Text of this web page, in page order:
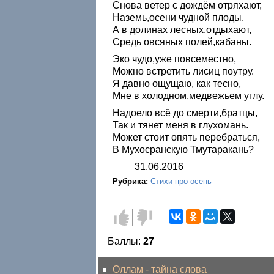
Снова ветер с дождём отряхают,
Наземь,осени чудной плоды.
А в долинах лесных,отдыхают,
Средь овсяных полей,кабаны.
Эко чудо,уже повсеместно,
Можно встретить лисиц поутру.
Я давно ощущаю, как тесно,
Мне в холодном,медвежьем углу.
Надоело всё до смерти,братцы,
Так и тянет меня в глухомань.
Может стоит опять перебраться,
В Мухосранскую Тмутаракань?
31.06.2016
Рубрика: Стихи про осень
Голос
за!
Голос
против!
Баллы: 27
Оллам - тайна слова